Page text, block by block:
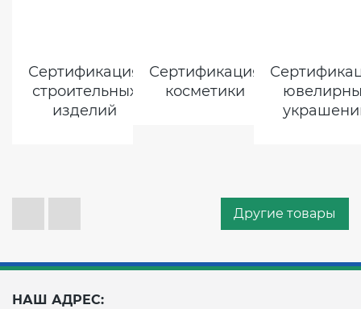
Другие товары
Сертификация
строительных
изделий
Сертификация
косметики
НАШ АДРЕС: